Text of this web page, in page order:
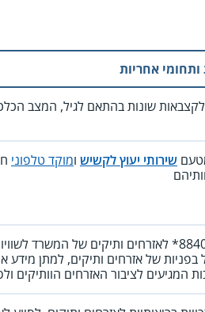
ותחומי אחריות
שונות בהתאם לגיל, המצב
שירותי יעוץ לקשיש ומוקד טלפוני
לאזרחים ותיקים של המשרד
בפניות של אזרחים ותיקים, למתן מידע
המגיעים לציבור האזרחים הוותיקים